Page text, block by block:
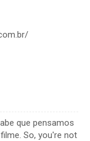
que pensamos
So, you're not